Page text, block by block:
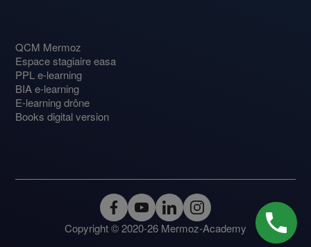
QCM Mermoz
Espace stagiaire easa
PPL e-learning
BIA e-learning
E-learning drône
Books digital version
Copyright © 2020-26 Mermoz-Academy